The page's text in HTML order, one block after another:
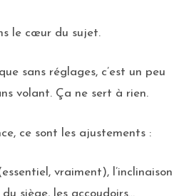
le cœur du sujet.
sans réglages, c’est un peu
volant. Ça ne sert à rien.
ce sont les ajustements :
vraiment), l’inclinaison